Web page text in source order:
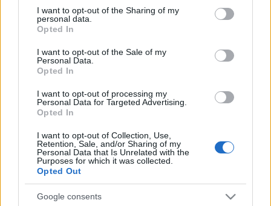
not limited to your visit or usage behaviour. You may click to
grant or deny consent to Google and its third-party tags to
use your data for below specified purposes in below Google
consent section.
I want to opt-out of the Sharing of my
personal data.
Opted In
I want to opt-out of the Sale of my
Personal Data.
Opted In
I want to opt-out of processing my
Personal Data for Targeted Advertising.
Opted In
I want to opt-out of Collection, Use,
Retention, Sale, and/or Sharing of my
Personal Data that Is Unrelated with the
Purposes for which it was collected.
Opted Out
Google consents
Maciej Kuchno Maciej Kuchno
TESTY
świetny SUV, ale wersja
hybrydowa… nie
przekonała mnie –
TEST, OPINIA
PHEV - elektryfikacja w
Polsce od 145 200 zł
Marcin Napieraj